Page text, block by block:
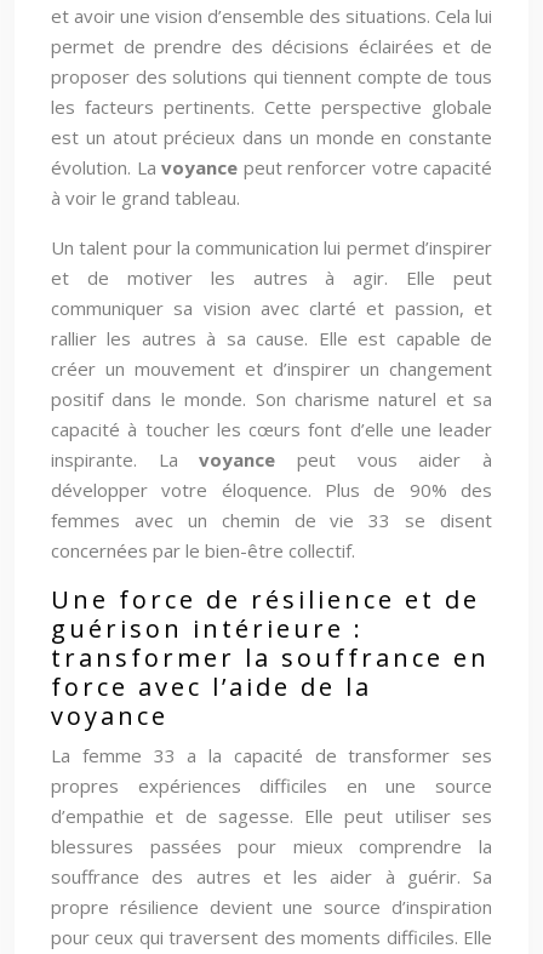
et avoir une vision d’ensemble des situations. Cela lui
permet de prendre des décisions éclairées et de
proposer des solutions qui tiennent compte de tous
les facteurs pertinents. Cette perspective globale
est un atout précieux dans un monde en constante
évolution. La voyance peut renforcer votre capacité
à voir le grand tableau.
Un talent pour la communication lui permet d’inspirer
et de motiver les autres à agir. Elle peut
communiquer sa vision avec clarté et passion, et
rallier les autres à sa cause. Elle est capable de
créer un mouvement et d’inspirer un changement
positif dans le monde. Son charisme naturel et sa
capacité à toucher les cœurs font d’elle une leader
inspirante. Lavoyancepeut vous aider à
développer votre éloquence. Plus de 90% des
femmes avec un chemin de vie 33 se disent
concernées par le bien-être collectif.
Une force de résilience et de
guérison intérieure :
transformer la souffrance en
force avec l’aide de la
voyance
La femme 33 a la capacité de transformer ses
propres expériences difficiles en une source
d’empathie et de sagesse. Elle peut utiliser ses
blessures passées pour mieux comprendre la
souffrance des autres et les aider à guérir. Sa
propre résilience devient une source d’inspiration
pour ceux qui traversent des moments difficiles. Elle